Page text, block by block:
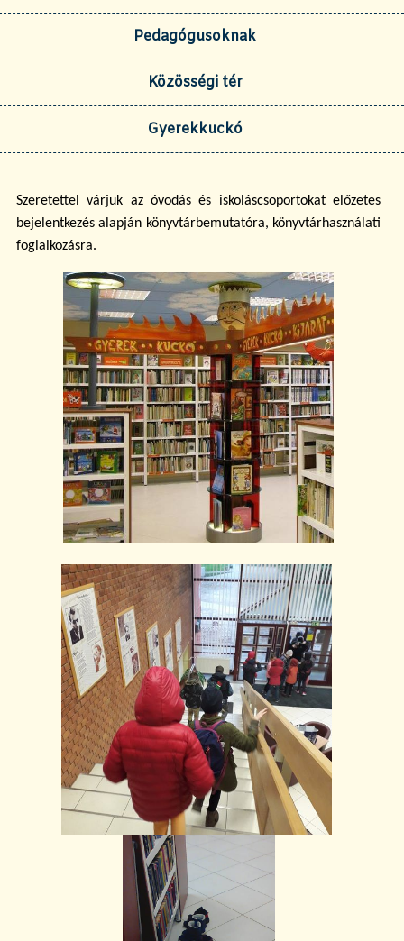
Pedagógusoknak
Közösségi tér
Gyerekkuckó
Szeretettel várjuk az óvodás és iskoláscsoportokat előzetes
bejelentkezés alapján könyvtárbemutatóra, könyvtárhasználati
foglalkozásra.